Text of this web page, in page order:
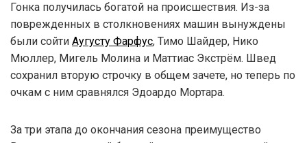
Гонка получилась богатой на происшествия. Из-за
поврежденных в столкновениях машин вынуждены
были сойти Аугусту Фарфус, Тимо Шайдер, Нико
Мюллер, Мигель Молина и Маттиас Экстрём. Швед
сохранил вторую строчку в общем зачете, но теперь по
очкам с ним сравнялся Эдоардо Мортара.
За три этапа до окончания сезона преимущество